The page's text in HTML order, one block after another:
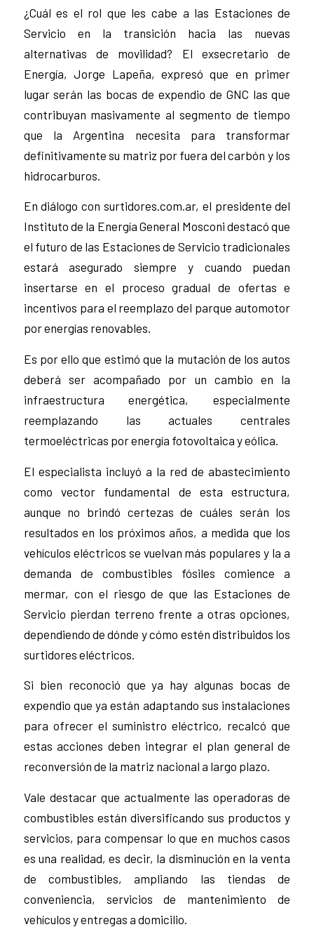
¿Cuál es el rol que les cabe a las Estaciones de
Servicio en la transición hacia las nuevas
alternativas de movilidad? El exsecretario de
Energía, Jorge Lapeña, expresó que en primer
lugar serán las bocas de expendio de GNC las que
contribuyan masivamente al segmento de tiempo
que la Argentina necesita para transformar
definitivamente su matriz por fuera del carbón y los
hidrocarburos.
En diálogo con surtidores.com.ar, el presidente del
Instituto de la Energía General Mosconi destacó que
el futuro de las Estaciones de Servicio tradicionales
estará asegurado siempre y cuando puedan
insertarse en el proceso gradual de ofertas e
incentivos para el reemplazo del parque automotor
por energías renovables.
Es por ello que estimó que la mutación de los autos
deberá ser acompañado por un cambio en la
infraestructura energética, especialmente
reemplazando las actuales centrales
termoeléctricas por energía fotovoltaica y eólica.
El especialista incluyó a la red de abastecimiento
como vector fundamental de esta estructura,
aunque no brindó certezas de cuáles serán los
resultados en los próximos años, a medida que los
vehículos eléctricos se vuelvan más populares y la a
demanda de combustibles fósiles comience a
mermar, con el riesgo de que las Estaciones de
Servicio pierdan terreno frente a otras opciones,
dependiendo de dónde y cómo estén distribuidos los
surtidores eléctricos.
Si bien reconoció que ya hay algunas bocas de
expendio que ya están adaptando sus instalaciones
para ofrecer el suministro eléctrico, recalcó que
estas acciones deben integrar el plan general de
reconversión de la matriz nacional a largo plazo.
Vale destacar que actualmente las operadoras de
combustibles están diversificando sus productos y
servicios, para compensar lo que en muchos casos
es una realidad, es decir, la disminución en la venta
de combustibles, ampliando las tiendas de
conveniencia, servicios de mantenimiento de
vehículos y entregas a domicilio.